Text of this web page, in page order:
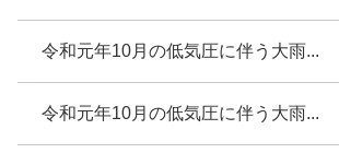
令和元年10月の低気圧に伴う大雨...
令和元年10月の低気圧に伴う大雨...